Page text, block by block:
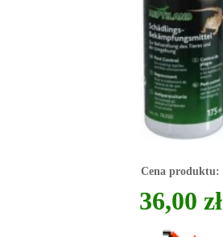
Cena produktu:
36,00 zł